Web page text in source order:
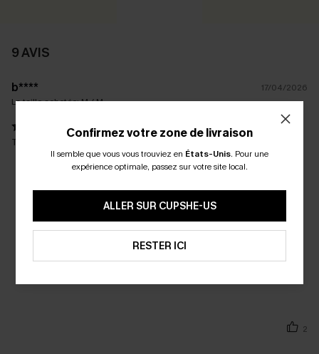
9 AVIS
b****
17/04/2026
La taille achetée:M / M
Trop beau. J'adore. Tissus parfait.
2
Confirmez votre zone de livraison
Il semble que vous vous trouviez en États-Unis. Pour une
expérience optimale, passez sur votre site local.
ALLER SUR CUPSHE-US
RESTER ICI